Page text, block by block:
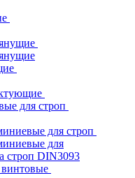
для строп
для строп
для
строп DIN3093